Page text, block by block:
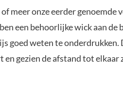
meer onze eerder genoemde
een behoorlijke wick aan
goed weten te onderdrukken.
en gezien de afstand tot elkaar